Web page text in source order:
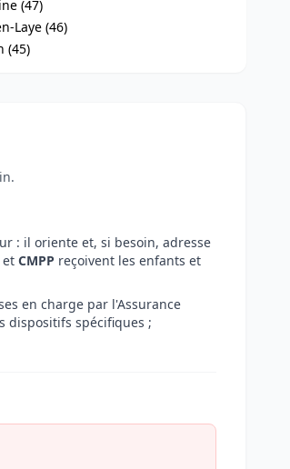
(47)
Laye (46)
(45)
: il oriente et, si besoin, adresse
et CMPP reçoivent les enfants et
en charge par l'Assurance
dispositifs spécifiques ;